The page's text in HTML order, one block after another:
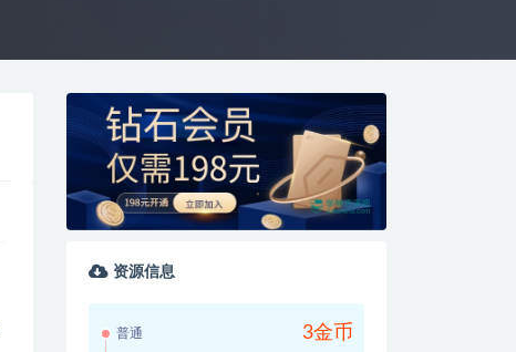
资源信息
普通 3金币